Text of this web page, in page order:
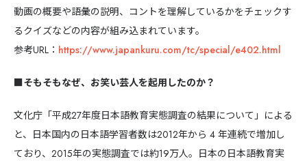
9カ国発！厳
動画の概要や語彙の説明、コントを理解しているかをチェックす
るクイズなどの内容が組み込まれています。
参考URL： https://www.japankuru.com/tc/special/e402.html
■そもそもなぜ、お笑い芸人を起用したのか？
文化庁「平成27年度日本語教育実態調査の結果について」による
と、日本国内の日本語学習者数は2012年から 4 年連続で増加し
ており、2015年の実態調査では約19万人。日本の日本語教育実